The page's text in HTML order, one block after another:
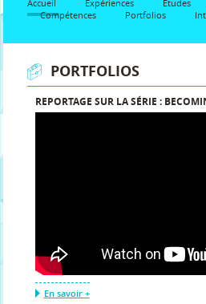
Accueil Expériences
Etudes
Compétences
Portfolios
PORTFOLIOS
REPORTAGE SUR LA SÉRIE :
En savoir +